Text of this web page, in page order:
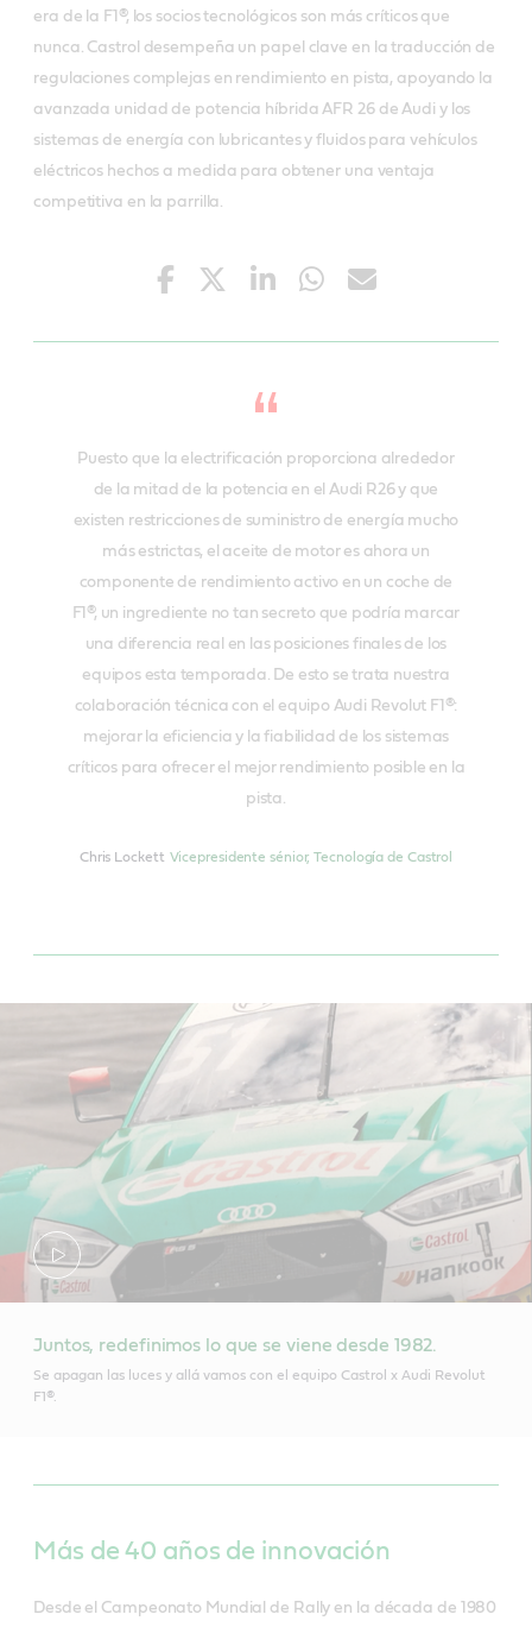
era de la F1®, los socios tecnológicos son más críticos que
nunca. Castrol desempeña un papel clave en la traducción de
regulaciones complejas en rendimiento en pista, apoyando la
avanzada unidad de potencia híbrida AFR 26 de Audi y los
sistemas de energía con lubricantes y fluidos para vehículos
eléctricos hechos a medida para obtener una ventaja
competitiva en la parrilla.
Puesto que la electrificación proporciona alrededor
de la mitad de la potencia en el Audi R26 y que
existen restricciones de suministro de energía mucho
más estrictas, el aceite de motor es ahora un
componente de rendimiento activo en un coche de
F1®, un ingrediente no tan secreto que podría marcar
una diferencia real en las posiciones finales de los
equipos esta temporada. De esto se trata nuestra
colaboración técnica con el equipo Audi Revolut F1®:
mejorar la eficiencia y la fiabilidad de los sistemas
críticos para ofrecer el mejor rendimiento posible en la
pista.
Chris Lockett Vicepresidente sénior, Tecnología de Castrol
Juntos, redefinimos lo que se viene desde 1982.
Se apagan las luces y allá vamos con el equipo Castrol x Audi Revolut
F1®.
Más de 40 años de innovación
Desde el Campeonato Mundial de Rally en la década de 1980